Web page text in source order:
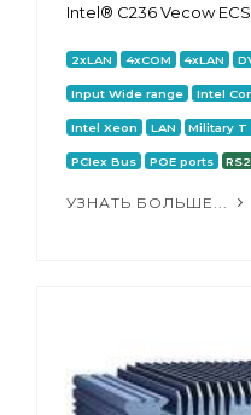
Intel® C236 Vecow
2xLAN 4xCOM 4xLAN
Input Wide range Intel
Intel Xeon LAN Military T
PCIex Bus POE ports
УЗНАТЬ БОЛЬШЕ...